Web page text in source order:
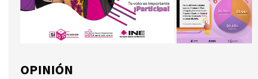
OPINIÓN